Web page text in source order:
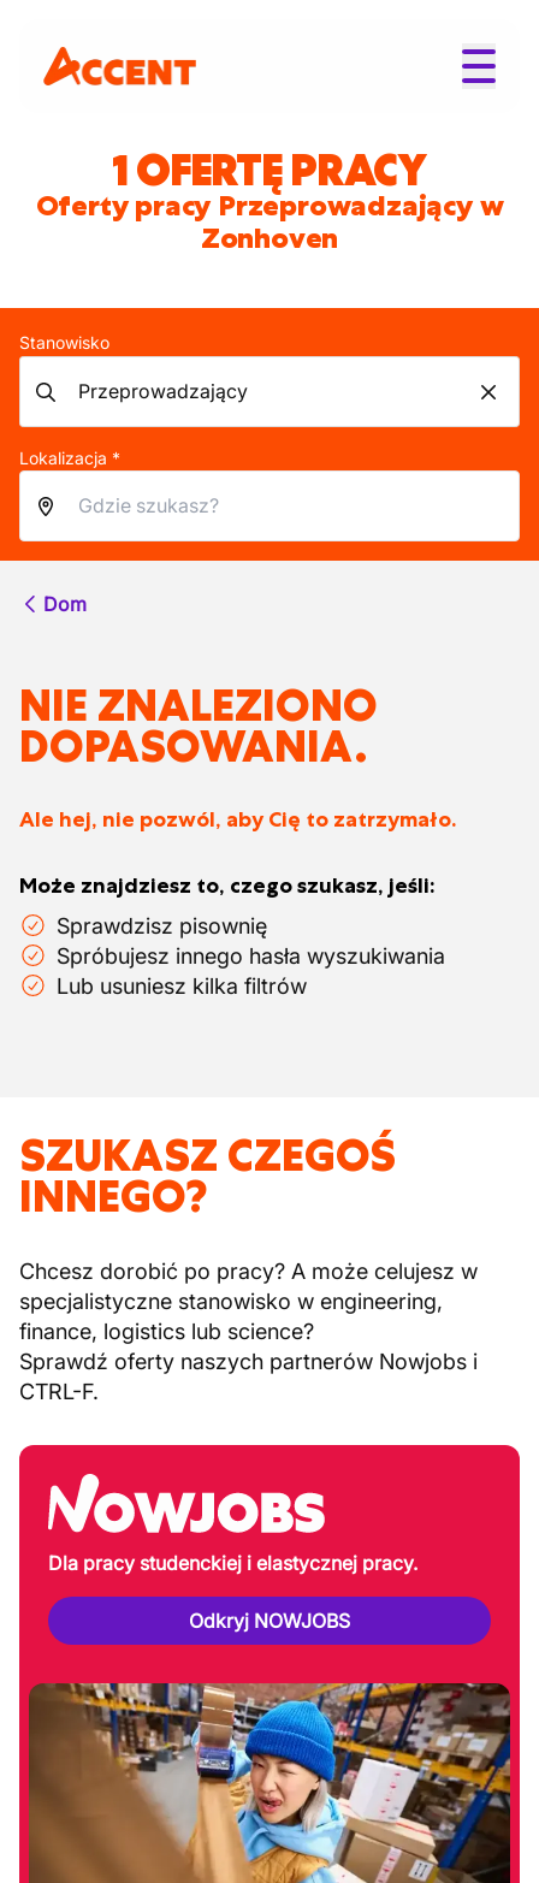
1 OFERTĘ PRACY
Oferty pracy Przeprowadzający w
Zonhoven
Stanowisko
Lokalizacja *
Dom
NIE ZNALEZIONO
DOPASOWANIA.
Ale hej, nie pozwól, aby Cię to zatrzymało.
Może znajdziesz to, czego szukasz, jeśli:
Sprawdzisz pisownię
Spróbujesz innego hasła wyszukiwania
Lub usuniesz kilka filtrów
SZUKASZ CZEGOŚ
INNEGO?
Chcesz dorobić po pracy? A może celujesz w
specjalistyczne stanowisko w engineering,
finance, logistics lub science?
Sprawdź oferty naszych partnerów Nowjobs i
CTRL-F.
Dla pracy studenckiej i elastycznej pracy.
Odkryj NOWJOBS